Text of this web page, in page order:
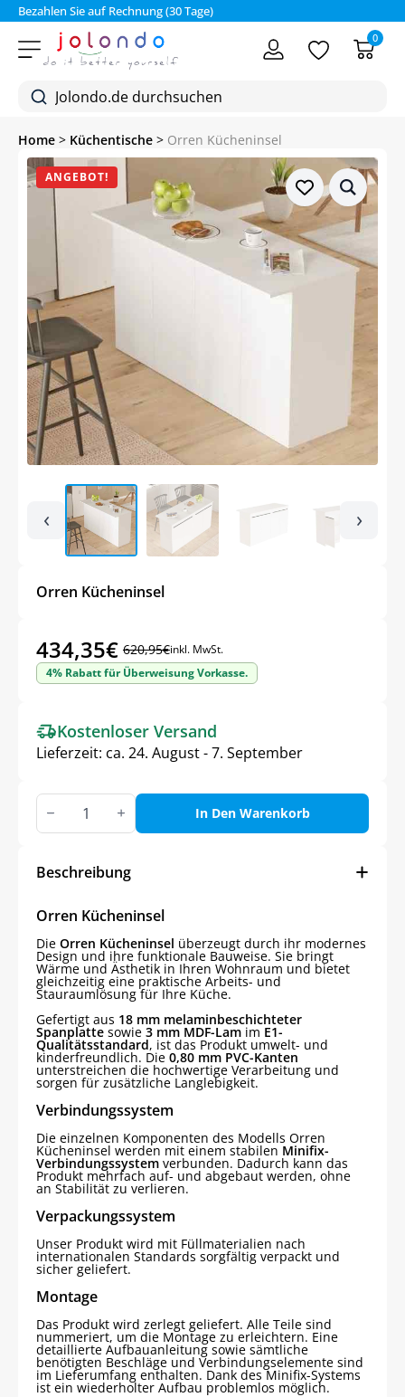
Bezahlen Sie auf Rechnung (30 Tage)
0
Home > Küchentische > Orren Kücheninsel
ANGEBOT!
‹ ›
Orren Kücheninsel
620,95€
Ursprünglicher
Preis
620,95€
434,35€
Aktueller
Preis
434,35€.
inkl. MwSt.
4% Rabatt für Überweisung Vorkasse.
Kostenloser Versand
Lieferzeit: ca. 24. August - 7. September
Orren
Kücheninsel
Menge
In Den Warenkorb
Beschreibung
Orren Kücheninsel
Die Orren Kücheninsel überzeugt durch ihr modernes
Design und ihre funktionale Bauweise. Sie bringt
Wärme und Ästhetik in Ihren Wohnraum und bietet
gleichzeitig eine praktische Arbeits- und
Stauraumlösung für Ihre Küche.
Gefertigt aus 18 mm melaminbeschichteter
Spanplatte sowie 3 mm MDF-Lam im E1-
Qualitätsstandard, ist das Produkt umwelt- und
kinderfreundlich. Die 0,80 mm PVC-Kanten
unterstreichen die hochwertige Verarbeitung und
sorgen für zusätzliche Langlebigkeit.
Verbindungssystem
Die einzelnen Komponenten des Modells Orren
Kücheninsel werden mit einem stabilen Minifix-
Verbindungssystem verbunden. Dadurch kann das
Produkt mehrfach auf- und abgebaut werden, ohne
an Stabilität zu verlieren.
Verpackungssystem
Unser Produkt wird mit Füllmaterialien nach
internationalen Standards sorgfältig verpackt und
sicher geliefert.
Montage
Das Produkt wird zerlegt geliefert. Alle Teile sind
nummeriert, um die Montage zu erleichtern. Eine
detaillierte Aufbauanleitung sowie sämtliche
benötigten Beschläge und Verbindungselemente sind
im Lieferumfang enthalten. Dank des Minifix-Systems
ist ein wiederholter Aufbau problemlos möglich.